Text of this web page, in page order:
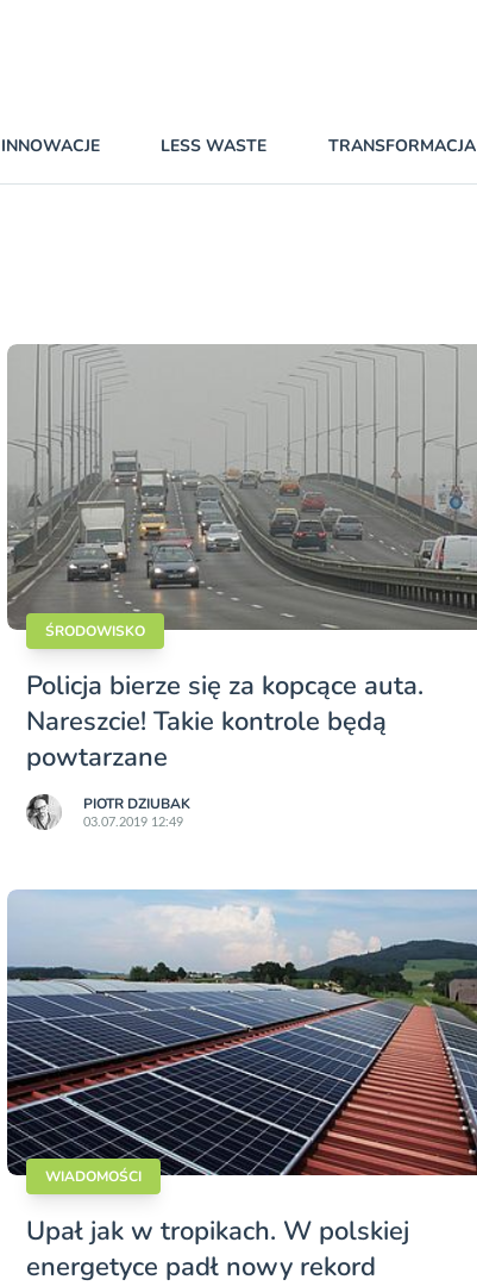
INNOWACJE LESS WASTE TRANSFORMACJA
ŚRODOWISKO
Policja bierze się za kopcące auta.
Nareszcie! Takie kontrole będą
powtarzane
PIOTR DZIUBAK
03.07.2019 12:49
WIADOMOŚCI
Upał jak w tropikach. W polskiej
energetyce padł nowy rekord